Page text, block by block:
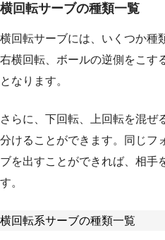
横回転サーブの種類一覧
横回転サーブには、いくつか種
右横回転、ボールの逆側をこす
となります。
さらに、下回転、上回転を混ぜ
分けることができます。同じフ
ブを出すことができれば、相手
す。
横回転系サーブの種類一覧